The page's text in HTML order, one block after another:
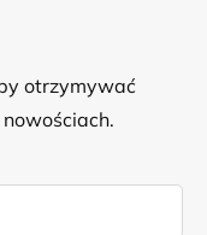
otrzymywać